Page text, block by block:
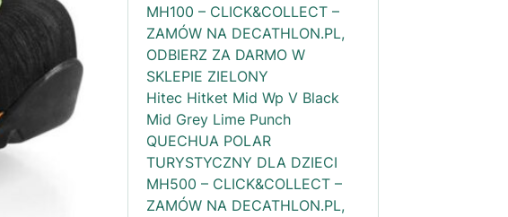
MH100 – CLICK&COLLECT –
ZAMÓW NA DECATHLON.PL,
ODBIERZ ZA DARMO W
SKLEPIE ZIELONY
Hitec Hitket Mid Wp V Black
Mid Grey Lime Punch
QUECHUA POLAR
TURYSTYCZNY DLA DZIECI
MH500 – CLICK&COLLECT –
ZAMÓW NA DECATHLON.PL,